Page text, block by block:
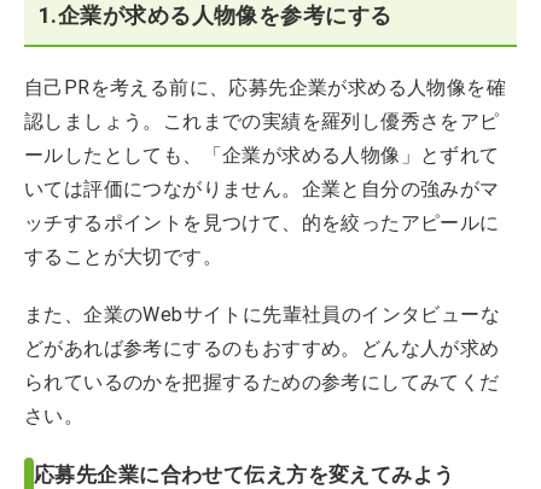
1.企業が求める人物像を参考にする
自己PRを考える前に、応募先企業が求める人物像を確
認しましょう。これまでの実績を羅列し優秀さをアピ
ールしたとしても、「企業が求める人物像」とずれて
いては評価につながりません。企業と自分の強みがマ
ッチするポイントを見つけて、的を絞ったアピールに
することが大切です。
また、企業のWebサイトに先輩社員のインタビューな
どがあれば参考にするのもおすすめ。どんな人が求め
られているのかを把握するための参考にしてみてくだ
さい。
応募先企業に合わせて伝え方を変えてみよう